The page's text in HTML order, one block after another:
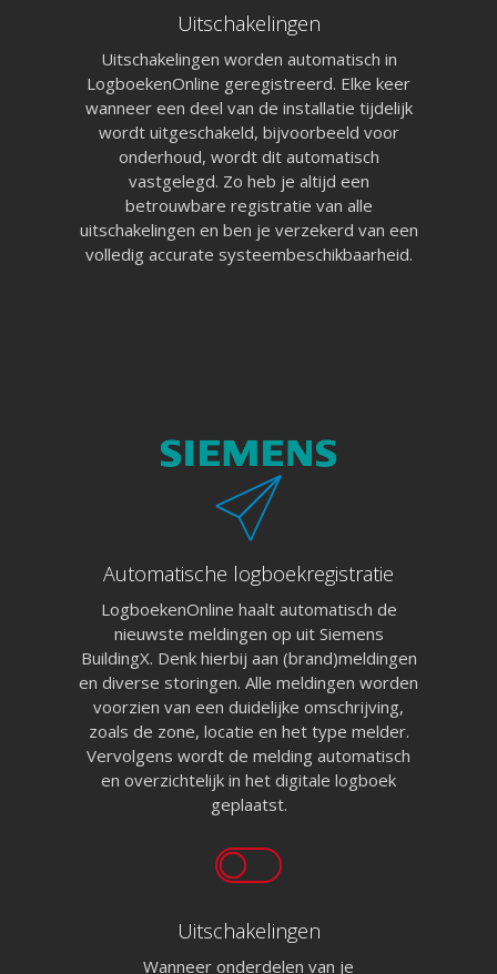
Uitschakelingen
Uitschakelingen worden automatisch in
LogboekenOnline geregistreerd. Elke keer
wanneer een deel van de installatie tijdelijk
wordt uitgeschakeld, bijvoorbeeld voor
onderhoud, wordt dit automatisch
vastgelegd. Zo heb je altijd een
betrouwbare registratie van alle
uitschakelingen en ben je verzekerd van een
volledig accurate systeembeschikbaarheid.
Automatische logboekregistratie
LogboekenOnline haalt automatisch de
nieuwste meldingen op uit Siemens
BuildingX. Denk hierbij aan (brand)meldingen
en diverse storingen. Alle meldingen worden
voorzien van een duidelijke omschrijving,
zoals de zone, locatie en het type melder.
Vervolgens wordt de melding automatisch
en overzichtelijk in het digitale logboek
geplaatst.
Uitschakelingen
Wanneer onderdelen van je
Modules
BMI & OAI
Legionellabeheer
Nood- en
Blusmiddelen
Liftinstallaties
Overige
Informatie
Technische specificaties
Koppelingen
Over ons
Referenties
Applicatie is online!
088 4566 000 (09:00 tot